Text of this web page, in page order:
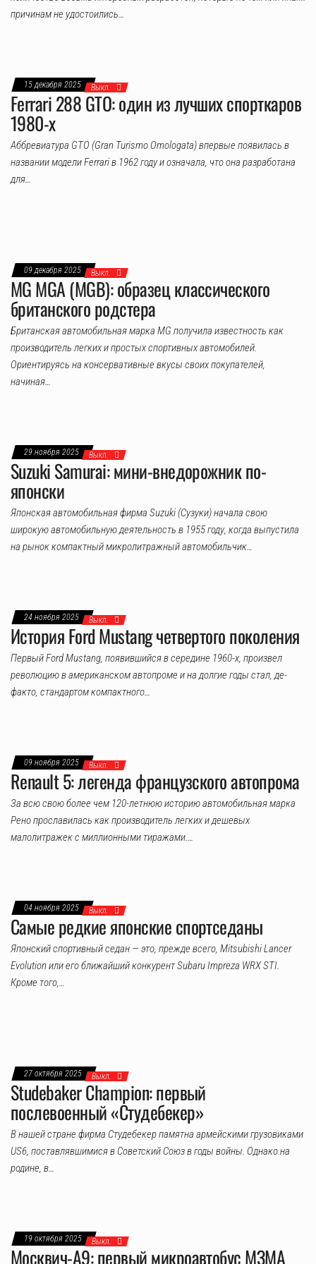
причинам не удостоились…
15 декабря 2025 Выкл.
Ferrari 288 GTO: один из лучших спорткаров
1980-х
Аббревиатура GTO (Gran Turismo Omologata) впервые появилась в
названии модели Ferrari в 1962 году и означала, что она разработана
для…
09 декабря 2025 Выкл.
MG MGA (MGB): образец классического
британского родстера
Британская автомобильная марка MG получила известность как
производитель легких и простых спортивных автомобилей.
Ориентируясь на консервативные вкусы своих покупателей,
начиная…
29 ноября 2025 Выкл.
Suzuki Samurai: мини-внедорожник по-
японски
Японская автомобильная фирма Suzuki (Сузуки) начала свою
широкую автомобильную деятельность в 1955 году, когда выпустила
на рынок компактный микролитражный автомобильчик…
24 ноября 2025 Выкл.
История Ford Mustang четвертого поколения
Первый Ford Mustang, появившийся в середине 1960-х, произвел
революцию в американском автопроме и на долгие годы стал, де-
факто, стандартом компактного…
09 ноября 2025 Выкл.
Renault 5: легенда французского автопрома
За всю свою более чем 120-летнюю историю автомобильная марка
Рено прославилась как производитель легких и дешевых
малолитражек с миллионными тиражами.…
04 ноября 2025 Выкл.
Самые редкие японские спортседаны
Японский спортивный седан — это, прежде всего, Mitsubishi Lancer
Evolution или его ближайший конкурент Subaru Impreza WRX STI.
Кроме того,…
27 октября 2025 Выкл.
Studebaker Champion: первый
послевоенный «Студебекер»
В нашей стране фирма Студебекер памятна армейскими грузовиками
US6, поставлявшимися в Советский Союз в годы войны. Однако на
родине, в…
19 октября 2025 Выкл.
Москвич-А9: первый микроавтобус МЗМА